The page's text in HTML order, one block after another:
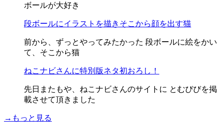
ボールが大好き
段ボールにイラストを描きそこから顔を出す猫
前から、ずっとやってみたかった 段ボールに絵をかい
て、そこから猫
ねこナビさんに特別版ネタ初おろし！
先日またもや、ねこナビさんのサイトに とむびびを掲
載させて頂きました
→もっと見る